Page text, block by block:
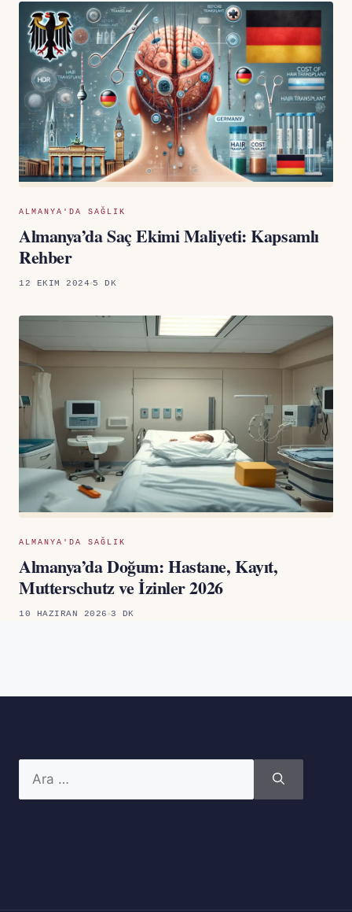
ALMANYA'DA SAĞLIK
Almanya’da Saç Ekimi Maliyeti: Kapsamlı
Rehber
12 EKIM 2024 5 DK
ALMANYA'DA SAĞLIK
Almanya’da Doğum: Hastane, Kayıt,
Mutterschutz ve İzinler 2026
10 HAZIRAN 2026 3 DK
ara